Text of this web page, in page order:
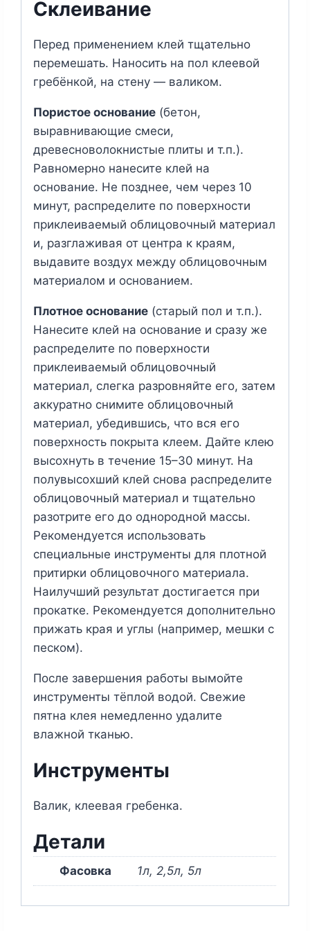
Склеивание
Перед применением клей тщательно
перемешать. Наносить на пол клеевой
гребёнкой, на стену — валиком.
Пористое основание (бетон,
выравнивающие смеси,
древесноволокнистые плиты и т.п.).
Равномерно нанесите клей на
основание. Не позднее, чем через 10
минут, распределите по поверхности
приклеиваемый облицовочный материал
и, разглаживая от центра к краям,
выдавите воздух между облицовочным
материалом и основанием.
Плотное основание (старый пол и т.п.).
Нанесите клей на основание и сразу же
распределите по поверхности
приклеиваемый облицовочный
материал, слегка разровняйте его, затем
аккуратно снимите облицовочный
материал, убедившись, что вся его
поверхность покрыта клеем. Дайте клею
высохнуть в течение 15–30 минут. На
полувысохший клей снова распределите
облицовочный материал и тщательно
разотрите его до однородной массы.
Рекомендуется использовать
специальные инструменты для плотной
притирки облицовочного материала.
Наилучший результат достигается при
прокатке. Рекомендуется дополнительно
прижать края и углы (например, мешки с
песком).
После завершения работы вымойте
инструменты тёплой водой. Свежие
пятна клея немедленно удалите
влажной тканью.
Инструменты
Валик, клеевая гребенка.
Детали
Фасовка 1л, 2,5л, 5л